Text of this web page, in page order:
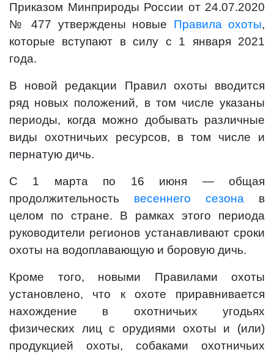
Приказом Минприроды России от 24.07.2020
№ 477 утверждены новые Правила охоты,
которые вступают в силу с 1 января 2021
года.
В новой редакции Правил охоты вводится
ряд новых положений, в том числе указаны
периоды, когда можно добывать различные
виды охотничьих ресурсов, в том числе и
пернатую дичь.
С 1 марта по 16 июня — общая
продолжительность весеннего сезона в
целом по стране. В рамках этого периода
руководители регионов устанавливают сроки
охоты на водоплавающую и боровую дичь.
Кроме того, новыми Правилами охоты
установлено, что к охоте приравнивается
нахождение в охотничьих угодьях
физических лиц с орудиями охоты и (или)
продукцией охоты, собаками охотничьих